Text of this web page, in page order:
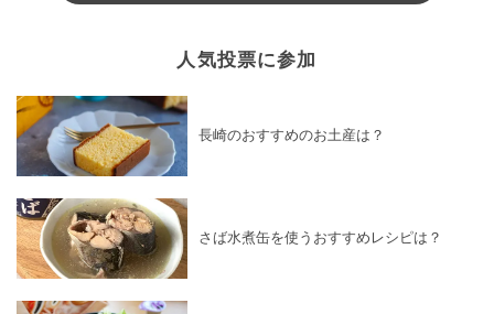
人気投票に参加
長崎のおすすめのお土産は？
さば水煮缶を使うおすすめレシピは？